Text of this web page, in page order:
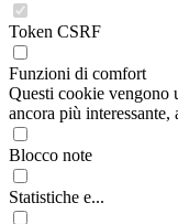
Token CSRF
Funzioni di comfort
Questi cookie vengono
ancora più
Blocco note
Statistiche e...